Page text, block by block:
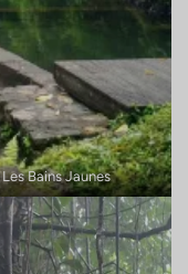
Les Bains Jaunes